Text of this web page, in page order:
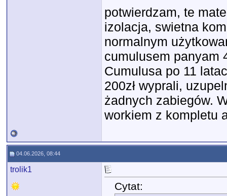
potwierdzam, te
izolacja, swietna
normalnym
cumulusem panyam
Cumulusa po 11
200zł wyprali,
żadnych zabiegów.
workiem z kompletu
04.06.2026, 08:44
trolik1
Cytat: